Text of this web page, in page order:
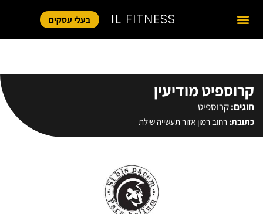
IL FITNESS בעלי עסקים
קרוספיט מודיעין
חוגים:קרוספיט
כתובת: רחוב רמון אזור תעשייה שילת